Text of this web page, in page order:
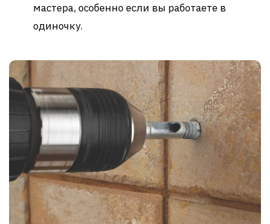
мастера, особенно если вы работаете в
одиночку.